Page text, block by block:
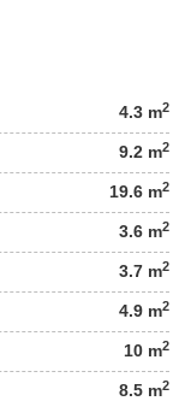
4.3 m2
9.2 m2
19.6 m2
3.6 m2
3.7 m2
4.9 m2
10 m2
8.5 m2